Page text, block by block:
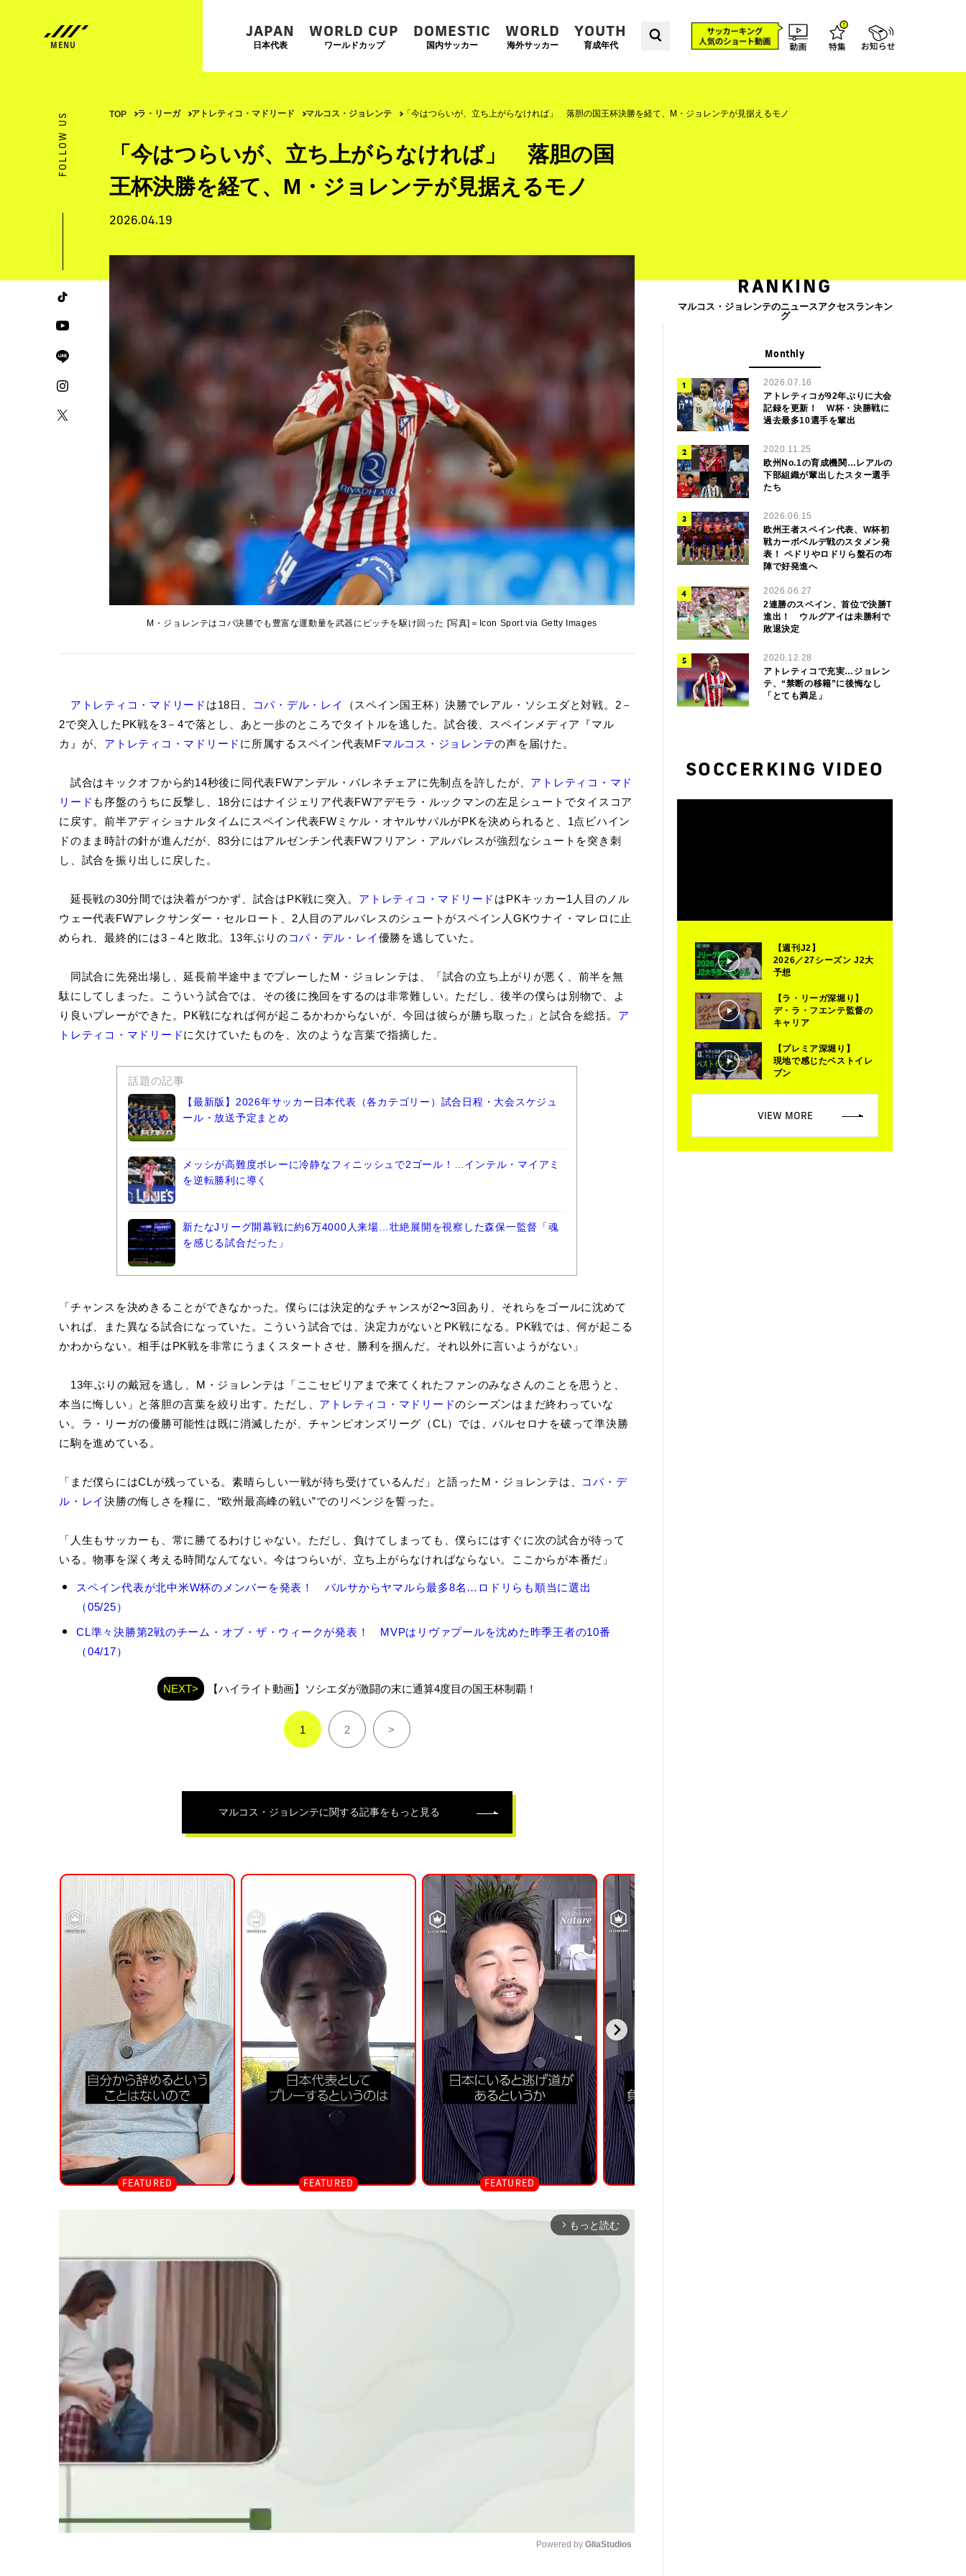
JAPAN
日本代表
WORLD CUP
ワールドカップ
DOMESTIC
国内サッカー
WORLD
海外サッカー
YOUTH
育成年代
FOLLOW US TOP ラ・リーガ アトレティコ・マドリード マルコス・ジョレンテ 「今はつらいが、立ち上がらなければ」 落胆の国王杯決勝を経て、M・ジョレンテが見据えるモノ
「今はつらいが、立ち上がらなければ」 落胆の国
王杯決勝を経て、M・ジョレンテが見据えるモノ
2026.04.19
M・ジョレンテはコパ決勝でも豊富な運動量を武器にピッチを駆け回った [写真]＝Icon Sport via Getty Images
アトレティコ・マドリード は18日、 コパ・デル・レイ
（スペイン国王杯）決勝でレアル・ソシエダと対戦。2－
2で突入したPK戦を3－4で落とし、あと一歩のところでタイトルを逃した。試合後、スペインメディア『マル
カ』が、 アトレティコ・マドリード に所属するスペイン代表MFマルコス・ジョレンテの声を届けた。
試合はキックオフから約14秒後に同代表FWアンデル・バレネチェアに先制点を許したが、 アトレティコ・マド
リード も序盤のうちに反撃し、18分にはナイジェリア代表FWアデモラ・ルックマンの左足シュートでタイスコア
に戻す。前半アディショナルタイムにスペイン代表FWミケル・オヤルサバルがPKを決められると、1点ビハイン
ドのまま時計の針が進んだが、83分にはアルゼンチン代表FWフリアン・アルバレスが強烈なシュートを突き刺
し、試合を振り出しに戻した。
延長戦の30分間では決着がつかず、試合はPK戦に突入。 アトレティコ・マドリード はPKキッカー1人目のノル
ウェー代表FWアレクサンダー・セルロート、2人目のアルバレスのシュートがスペイン人GKウナイ・マレロに止
められ、最終的には3－4と敗北。13年ぶりのコパ・デル・レイ優勝を逃していた。
同試合に先発出場し、延長前半途中までプレーしたM・ジョレンテは、「試合の立ち上がりが悪く、前半を無
駄にしてしまった。こういう試合では、その後に挽回をするのは非常難しい。ただし、後半の僕らは別物で、よ
り良いプレーができた。PK戦になれば何が起こるかわからないが、今回は彼らが勝ち取った」と試合を総括。 ア
トレティコ・マドリードに欠けていたものを、次のような言葉で指摘した。
話題の記事
【最新版】2026年サッカー日本代表（各カテゴリー）試合日程・大会スケジュ
ール・放送予定まとめ
メッシが高難度ボレーに冷静なフィニッシュで2ゴール！…インテル・マイアミ
を逆転勝利に導く
新たなJリーグ開幕戦に約6万4000人来場…壮絶展開を視察した森保一監督「魂
を感じる試合だった」
「チャンスを決めきることができなかった。僕らには決定的なチャンスが2〜3回あり、それらをゴールに沈めて
いれば、また異なる試合になっていた。こういう試合では、決定力がないとPK戦になる。PK戦では、何が起こる
かわからない。相手はPK戦を非常にうまくスタートさせ、勝利を掴んだ。それ以外に言いようがない」
13年ぶりの戴冠を逃し、M・ジョレンテは「ここセビリアまで来てくれたファンのみなさんのことを思うと、
本当に悔しい」と落胆の言葉を絞り出す。ただし、 アトレティコ・マドリードのシーズンはまだ終わっていな
い。ラ・リーガの優勝可能性は既に消滅したが、チャンピオンズリーグ（CL）では、バルセロナを破って準決勝
に駒を進めている。
「まだ僕らにはCLが残っている。素晴らしい一戦が待ち受けているんだ」と語ったM・ジョレンテは、
コパ・デ
ル・レイ決勝の悔しさを糧に、“欧州最高峰の戦い”でのリベンジを誓った。
「人生もサッカーも、常に勝てるわけじゃない。ただし、負けてしまっても、僕らにはすぐに次の試合が待って
いる。物事を深く考える時間なんてない。今はつらいが、立ち上がらなければならない。ここからが本番だ」
マ
ス・
スペイン代表が北中米W杯のメンバーを発表！ バルサからヤマルら最多8名…ロドリらも順当に選出
（05/25）
CL準々決勝第2戦のチーム・オブ・ザ・ウィークが発表！ MVPはリヴァプールを沈めた昨季王者の10番
（04/17）
NEXT> 【ハイライト動画】ソシエダが激闘の末に通算4度目の国王杯制覇！
1 2 >
マルコス・ジョレンテに関する記事をもっと見る
arrow_forward_ios もっと読む
Powered by GliaStudios
RANKING
マルコス・ジョレンテのニュースアクセスランキン
グ
Monthly
2026.07.16
アトレティコが92年ぶりに大会
記録を更新！ W杯・決勝戦に
過去最多10選手を輩出
2020.11.25
欧州No.1の育成機関…レアルの
下部組織が輩出したスター選手
たち
2026.06.15
欧州王者スペイン代表、W杯初
戦カーボベルデ戦のスタメン発
表！ ペドリやロドリら盤石の布
陣で好発進へ
2026.06.27
2連勝のスペイン、首位で決勝T
進出！ ウルグアイは未勝利で
敗退決定
2020.12.28
アトレティコで充実…ジョレン
テ、“禁断の移籍”に後悔なし
「とても満足」
SOCCERKING VIDEO
【週刊J2】
2026／27シーズン J2大
予想
【ラ・リーガ深堀り】
デ・ラ・フエンテ監督の
キャリア
【プレミア深堀り】
現地で感じたベストイレ
ブン
VIEW MORE